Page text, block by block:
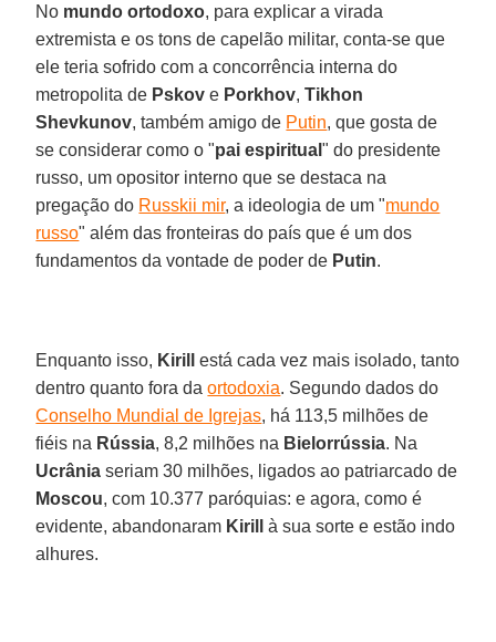
No mundo ortodoxo, para explicar a virada
extremista e os tons de capelão militar, conta-se que
ele teria sofrido com a concorrência interna do
metropolita de Pskov e Porkhov,Tikhon
Shevkunov, também amigo de Putin, que gosta de
se considerar como o "pai espiritual" do presidente
russo, um opositor interno que se destaca na
pregação do Russkii mir, a ideologia de um "mundo
russo" além das fronteiras do país que é um dos
fundamentos da vontade de poder de Putin.
Enquanto isso, Kirill
está cada vez mais isolado, tanto
dentro quanto fora daortodoxia. Segundo dados do
Conselho Mundial de Igrejas, há 113,5 milhões de
fiéis na Rússia, 8,2 milhões na Bielorrússia. Na
Ucrânia seriam 30 milhões, ligados ao patriarcado de
Moscou, com 10.377 paróquias: e agora, como é
evidente, abandonaram Kirill
à sua sorte e estão indo
alhures.